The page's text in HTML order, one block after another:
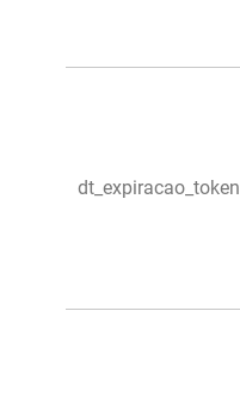
dt_expiracao_token